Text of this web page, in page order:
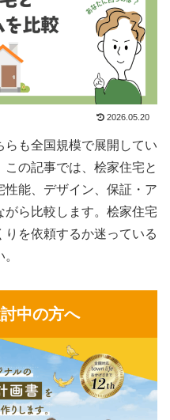
2026.05.20
も全国規模で展開してい
の記事では、桧家住宅と
性能、デザイン、保証・ア
ら比較します。桧家住宅
を依頼するか迷っている
中の方へ